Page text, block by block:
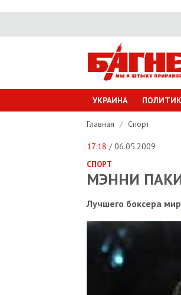
УКРАИНА
Главная / Спорт
17:18 / 06.05.2009
СПОРТ
МЭННИ
Лучшего боксера